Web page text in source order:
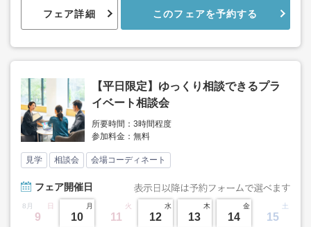
フェア詳細 このフェアを予約する
【平日限定】ゆっくり相談できるプラ
イベート相談会
所要時間：3時間程度
参加料金：無料
見学 相談会 会場コーディネート
フェア開催日
8月 日
9
月
10
火
11
水
12
木
13
金
14
土
15